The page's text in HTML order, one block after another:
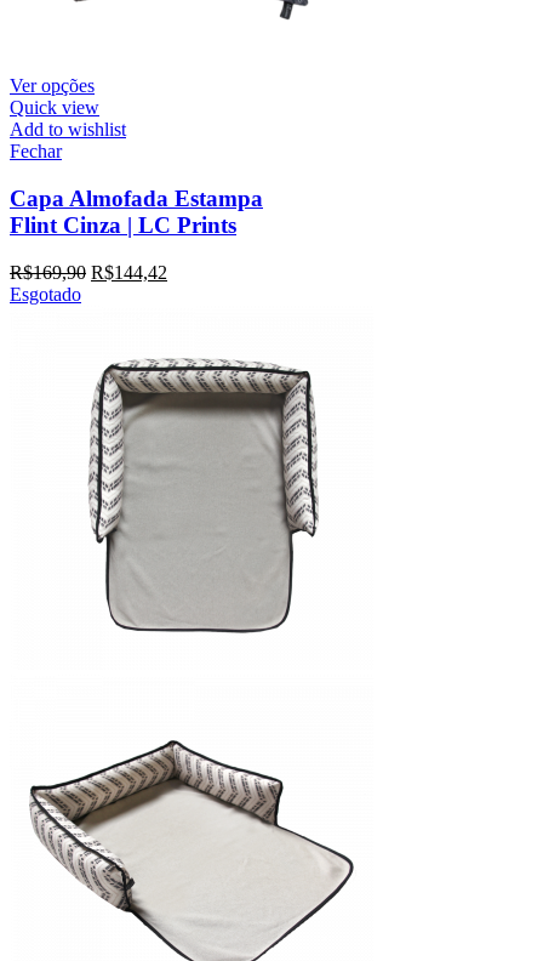
Ver opções
Quick view
Add to wishlist
Fechar
Capa Almofada Estampa
Flint Cinza | LC Prints
R$169,90 R$144,42
Esgotado